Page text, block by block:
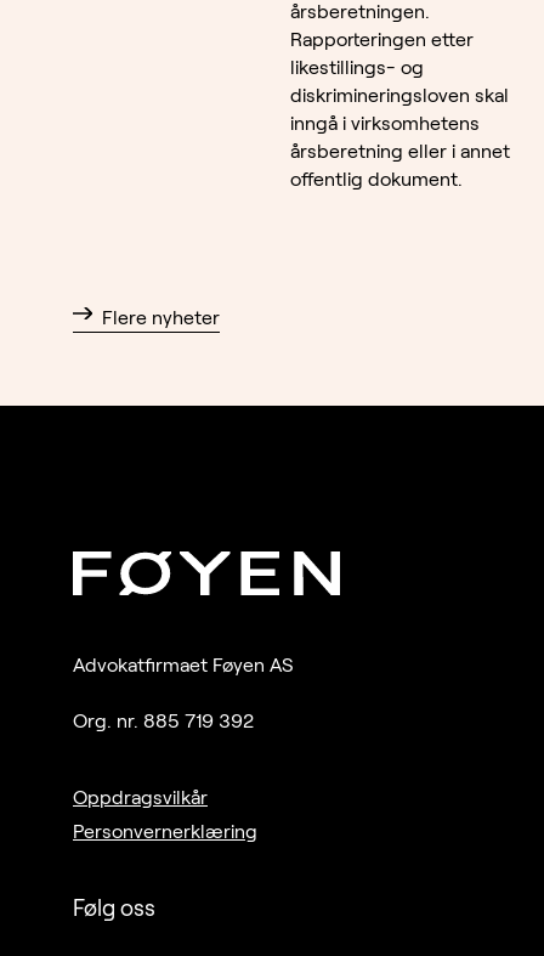
årsberetningen.
Rapporteringen etter
likestillings- og
diskrimineringsloven skal
inngå i virksomhetens
årsberetning eller i annet
offentlig dokument.
Flere nyheter
Advokatfirmaet Føyen AS
Org. nr. 885 719 392
Oppdragsvilkår
Personvernerklæring
Følg oss